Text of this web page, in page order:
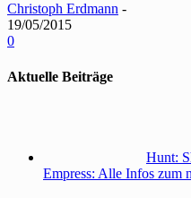
Christoph Erdmann -
19/05/2015
0
Aktuelle Beiträge
Hunt:
Empress: Alle Infos zum